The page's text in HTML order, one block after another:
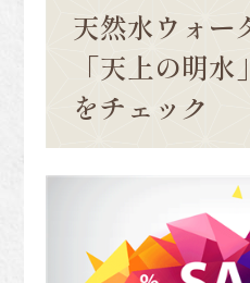
天然水ウォー
「天上の明
をチェック